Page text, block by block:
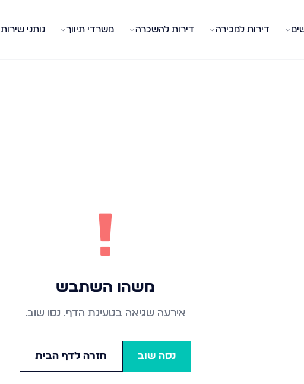
דירות למכירה דירות להשכרה משרדי תיווך נותני שירות
!
משהו השתבש
אירעה שגיאה בטעינת הדף. נסו שוב.
נסה שוב חזרה לדף הבית